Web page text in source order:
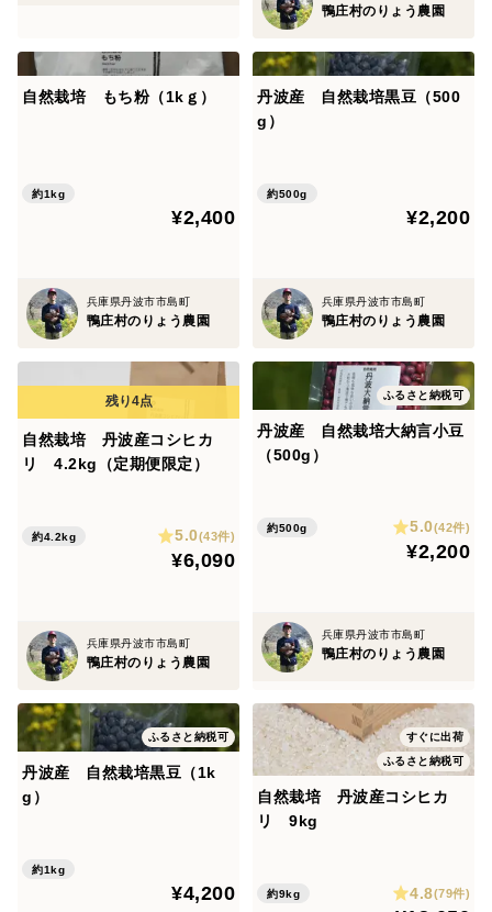
鴨庄村のりょう農園
自然栽培 もち粉（1kｇ）
約1kg
¥2,400
兵庫県丹波市市島町
鴨庄村のりょう農園
丹波産 自然栽培黒豆（500
g）
約500g
¥2,200
兵庫県丹波市市島町
鴨庄村のりょう農園
自然栽培 丹波産コシヒカ
リ 4.2kg（定期便限定）
約4.2kg 5.0(43件)
¥6,090
兵庫県丹波市市島町
鴨庄村のりょう農園
ふるさと納税可
丹波産 自然栽培大納言小豆
（500g）
約500g 5.0(42件)
¥2,200
兵庫県丹波市市島町
鴨庄村のりょう農園
ふるさと納税可
丹波産 自然栽培黒豆（1k
g）
約1kg
¥4,200
すぐに出荷
ふるさと納税可
自然栽培 丹波産コシヒカ
リ 9kg
約9kg 4.8(79件)